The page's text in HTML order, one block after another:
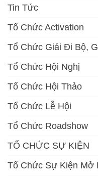
Tin Tức
Tổ Chức Activation
Tổ Chức Giải Đi Bộ,
Tổ Chức Hội Nghị
Tổ Chức Hội Thảo
Tổ Chức Lễ Hội
Tổ Chức Roadshow
TỔ CHỨC SỰ KIỆN
Tổ Chức Sự Kiện Mở